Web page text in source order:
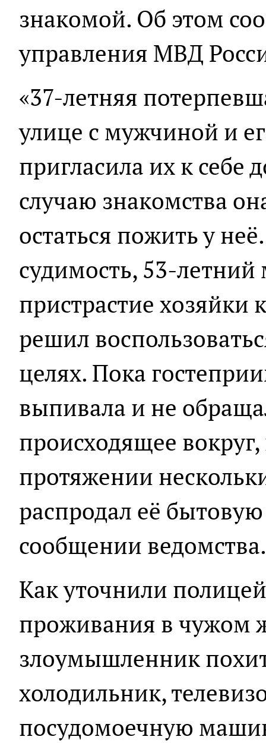
знакомой. Об этом
управления МВД
«37-летняя
улице с мужчиной и
пригласила их к себе
случаю знакомства
остаться пожить у
судимость, 53-
пристрастие хозяйки
решил
целях. Пока
выпивала и не
происходящее
протяжении
распродал её
сообщении ведомства.
Как уточнили
проживания в чужом
злоумышленник
холодильник,
посудомоечную